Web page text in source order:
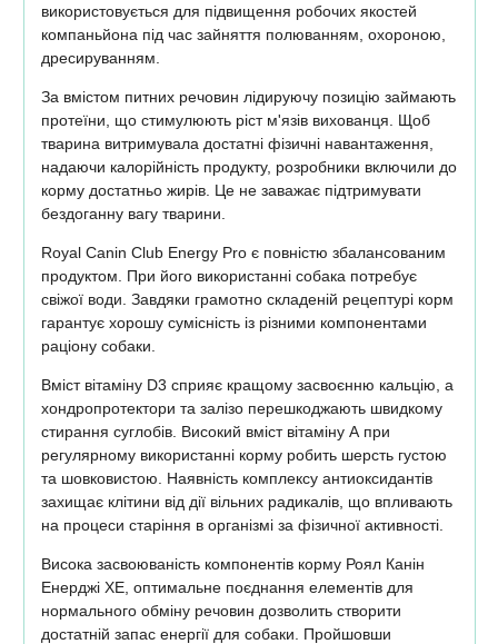
використовується для підвищення робочих якостей
компаньйона під час зайняття полюванням, охороною,
дресируванням.
За вмістом питних речовин лідируючу позицію займають
протеїни, що стимулюють ріст м'язів вихованця. Щоб
тварина витримувала достатні фізичні навантаження,
надаючи калорійність продукту, розробники включили до
корму достатньо жирів. Це не заважає підтримувати
бездоганну вагу тварини.
Royal Canin Club Energy Pro є повністю збалансованим
продуктом. При його використанні собака потребує
свіжої води. Завдяки грамотно складеній рецептурі корм
гарантує хорошу сумісність із різними компонентами
раціону собаки.
Вміст вітаміну D3 сприяє кращому засвоєнню кальцію, а
хондропротектори та залізо перешкоджають швидкому
стирання суглобів. Високий вміст вітаміну А при
регулярному використанні корму робить шерсть густою
та шовковистою. Наявність комплексу антиоксидантів
захищає клітини від дії вільних радикалів, що впливають
на процеси старіння в організмі за фізичної активності.
Висока засвоюваність компонентів корму Роял Канін
Енерджі ХЕ, оптимальне поєднання елементів для
нормального обміну речовин дозволить створити
достатній запас енергії для собаки. Пройшовши